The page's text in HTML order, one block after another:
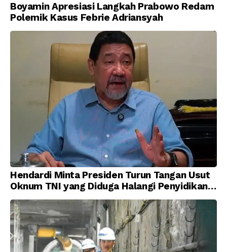
Boyamin Apresiasi Langkah Prabowo Redam
Polemik Kasus Febrie Adriansyah
Hendardi Minta Presiden Turun Tangan Usut
Oknum TNI yang Diduga Halangi Penyidikan
Korupsi